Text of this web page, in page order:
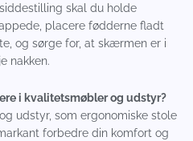
skal du holde
placere fødderne fladt
og sørge for, at skærmen er i
nakken.
i kvalitetsmøbler og udstyr?
udstyr, som ergonomiske stole
forbedre din komfort og